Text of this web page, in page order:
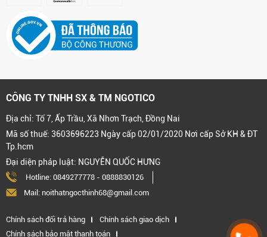
CÔNG TY TNHH SX & TM NGOTICO
Địa chỉ: Tổ 7, Ấp Trầu, Xã Nhơn Trạch, Đồng Nai
Mã số thuế: 3603696223 Ngày cấp 02/01/2020 Nơi cấp Sở KH & ĐT
Tp.hcm
Đại diện pháp luật: NGUYỄN QUỐC HƯNG
Hotline: 0849277778 - 0888830126
Mail: noithatngocthinh68@gmail.com
Chính sách đổi trả hàng
Chính sách giao dịch
Chính sách bảo mật thanh toán